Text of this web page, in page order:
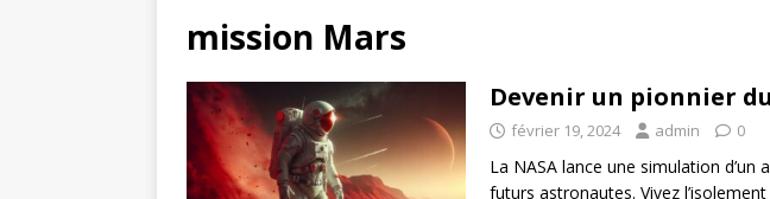
mission Mars
Devenir un pionnier
février 19, 2024 admin 0
La NASA lance une simulation d’un
futurs astronautes. Vivez